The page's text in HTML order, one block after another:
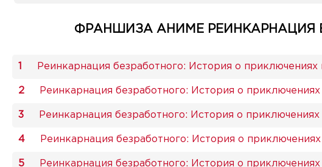
ФРАНШИЗА АНИМЕ РЕИНКАРНАЦИЯ
Реинкарнация безработного: История о
Реинкарнация безработного: История о
Реинкарнация безработного: История о
Реинкарнация безработного: История о
Реинкарнация безработного: История о